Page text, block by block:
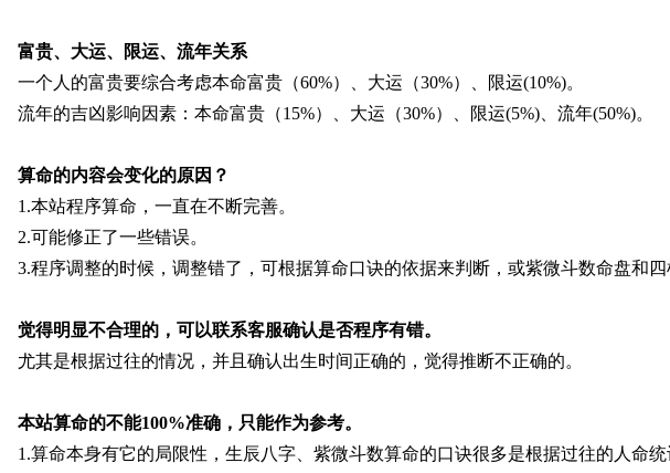
富贵、大运、限运、流年关系
一个人的富贵要综合考虑本命富贵（60%）、大运（30%）、限运(10%)。
流年的吉凶影响因素：本命富贵（15%）、大运（30%）、限运(5%)、流年(50%)。
算命的内容会变化的原因？
1.本站程序算命，一直在不断完善。
2.可能修正了一些错误。
3.程序调整的时候，调整错了，可根据算命口诀的依据来判断，或紫微斗数命盘和
觉得明显不合理的，可以联系客服确认是否程序有错。
尤其是根据过往的情况，并且确认出生时间正确的，觉得推断不正确的。
本站算命的不能100%准确，只能作为参考。
1.算命本身有它的局限性，生辰八字、紫微斗数算命的口诀很多是根据过往的人命统